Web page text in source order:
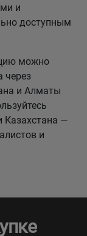
и
доступным
можно
через
и Алматы
Казахстана —
и